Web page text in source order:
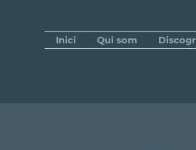
Inici Qui som